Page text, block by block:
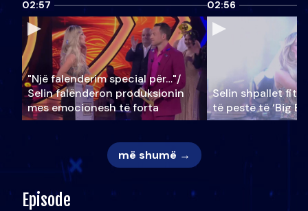
02:57
"Një falenderim special për…"/
Selin falënderon produksionin
mes emocionesh të forta
02:56
Selin shpallet
të pestë të ‘Big
më shumë →
Episode